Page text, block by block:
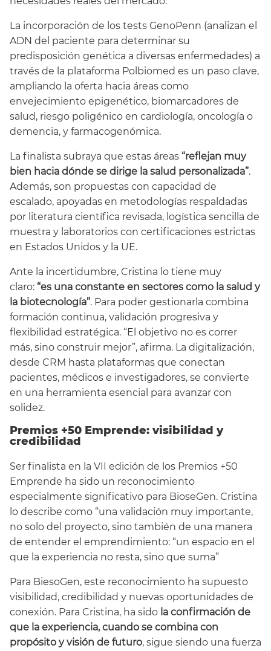
La incorporación de los tests GenoPenn (analizan el
ADN del paciente para determinar su
predisposición genética a diversas enfermedades) a
través de la plataforma Polbiomed es un paso clave,
ampliando la oferta hacia áreas como
envejecimiento epigenético, biomarcadores de
salud, riesgo poligénico en cardiología, oncología o
demencia, y farmacogenómica.
La finalista subraya que estas áreas “reflejan muy
bien hacia dónde se dirige la salud personalizada”.
Además, son propuestas con capacidad de
escalado, apoyadas en metodologías respaldadas
por literatura científica revisada, logística sencilla de
muestra y laboratorios con certificaciones estrictas
en Estados Unidos y la UE.
Ante la incertidumbre, Cristina lo tiene muy
claro: “es una constante en sectores como la salud y
la biotecnología”. Para poder gestionarla combina
formación continua, validación progresiva y
flexibilidad estratégica. “El objetivo no es correr
más, sino construir mejor”, afirma. La digitalización,
desde CRM hasta plataformas que conectan
pacientes, médicos e investigadores, se convierte
en una herramienta esencial para avanzar con
solidez.
Premios +50 Emprende: visibilidad y
credibilidad
Ser finalista en la VII edición de los Premios +50
Emprende ha sido un reconocimiento
especialmente significativo para BioseGen. Cristina
lo describe como “una validación muy importante,
no solo del proyecto, sino también de una manera
de entender el emprendimiento: “un espacio en el
que la experiencia no resta, sino que suma”
Para BiesoGen, este reconocimiento ha supuesto
visibilidad, credibilidad y nuevas oportunidades de
conexión. Para Cristina, ha sido la confirmación de
que la experiencia, cuando se combina con
propósito y visión de futuro, sigue siendo una fuerza